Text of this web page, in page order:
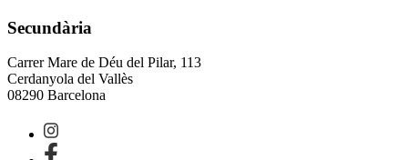
Secundària
Carrer Mare de Déu del Pilar, 113
Cerdanyola del Vallès
08290 Barcelona